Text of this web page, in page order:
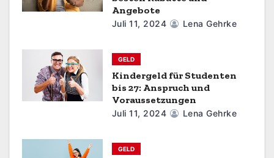
t
o
Angebote
Juli 11, 2024 Lena Gehrke
GELD
Kindergeld für Studenten
bis 27: Anspruch und
Voraussetzungen
Juli 11, 2024 Lena Gehrke
GELD